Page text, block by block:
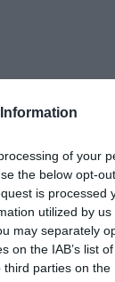
of your
the below opt-
is processed
utilized by
may separately
on the IAB’s list
third parties on the